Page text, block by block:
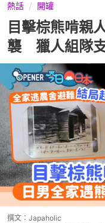
熱話 開罐
目擊棕熊啃親
襲 獵人組隊
撰文： Japaholic